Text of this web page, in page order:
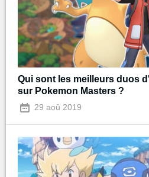
Qui sont les meilleurs duos
sur Pokemon Masters ?
29 aoû 2019